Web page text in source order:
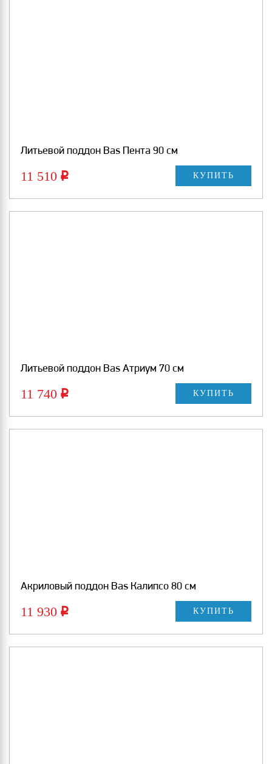
Литьевой поддон Bas Пента 90 см
11 510 Р КУПИТЬ
Литьевой поддон Bas Атриум 70 см
11 740 Р КУПИТЬ
Акриловый поддон Bas Калипсо 80 см
11 930 Р КУПИТЬ